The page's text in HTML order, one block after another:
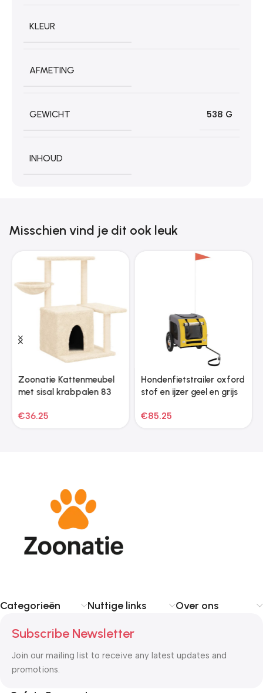
KLEUR
AFMETING
GEWICHT 538 G
INHOUD
Misschien vind je dit ook leuk
Zoonatie Kattenmeubel
met sisal krabpalen 83
€36.25
Hondenfietstrailer oxford
stof en ijzer geel en grijs
€85.25
Categorieën Nuttige links Over ons
Subscribe Newsletter
Join our mailing list to receive any latest updates and
promotions.